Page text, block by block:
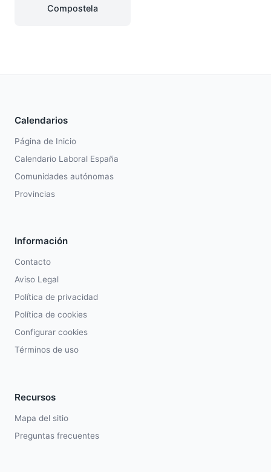
Compostela
Calendarios
Página de Inicio
Calendario Laboral España
Comunidades autónomas
Provincias
Información
Contacto
Aviso Legal
Política de privacidad
Política de cookies
Configurar cookies
Términos de uso
Recursos
Mapa del sitio
Preguntas frecuentes